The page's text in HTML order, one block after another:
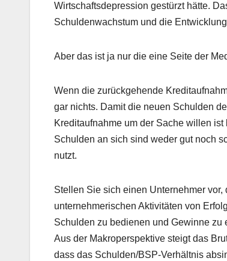
Wirtschaftsdepression gestürzt hätte.
Schuldenwachstum und die
Aber das ist ja nur die eine Seite der
Wenn die zurückgehende
gar nichts. Damit die neuen Schulden
Kreditaufnahme um der Sache willen
Schulden an sich sind weder gut noch
nutzt.
Stellen Sie sich einen Unternehmer
unternehmerischen Aktivitäten von
Schulden zu bedienen und Gewinne zu
Aus der Makroperspektive steigt das
dass das Schulden/BSP-Verhältnis